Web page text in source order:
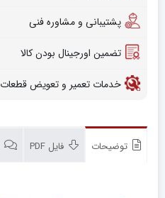
پشتیبانی و مشاوره فنی
تضمین اورجینال بودن کالا
خدمات تعمیر و تعویض قطعات
توضیحات فایل PDF